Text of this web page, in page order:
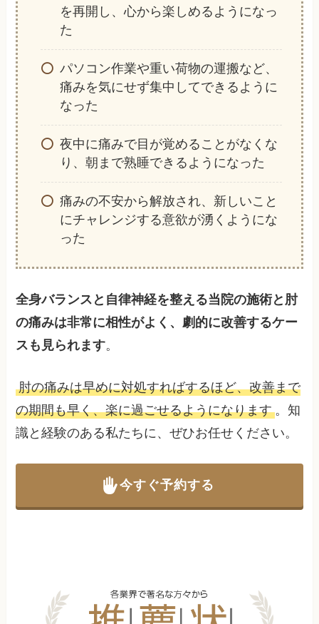
を再開し、心から楽しめるようになっ
た
パソコン作業や重い荷物の運搬など、
痛みを気にせず集中してできるように
なった
夜中に痛みで目が覚めることがなくな
り、朝まで熟睡できるようになった
痛みの不安から解放され、新しいこと
にチャレンジする意欲が湧くようにな
った
全身バランスと自律神経を整える当院の施術と肘
の痛みは非常に相性がよく、劇的に改善するケー
スも見られます。
肘の痛みは早めに対処すればするほど、改善まで
の期間も早く、楽に過ごせるようになります 。知
識と経験のある私たちに、ぜひお任せください。
今すぐ予約する